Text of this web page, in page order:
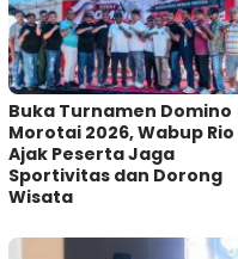
Buka Turnamen Domino
Morotai 2026, Wabup Rio
Ajak Peserta Jaga
Sportivitas dan Dorong
Wisata